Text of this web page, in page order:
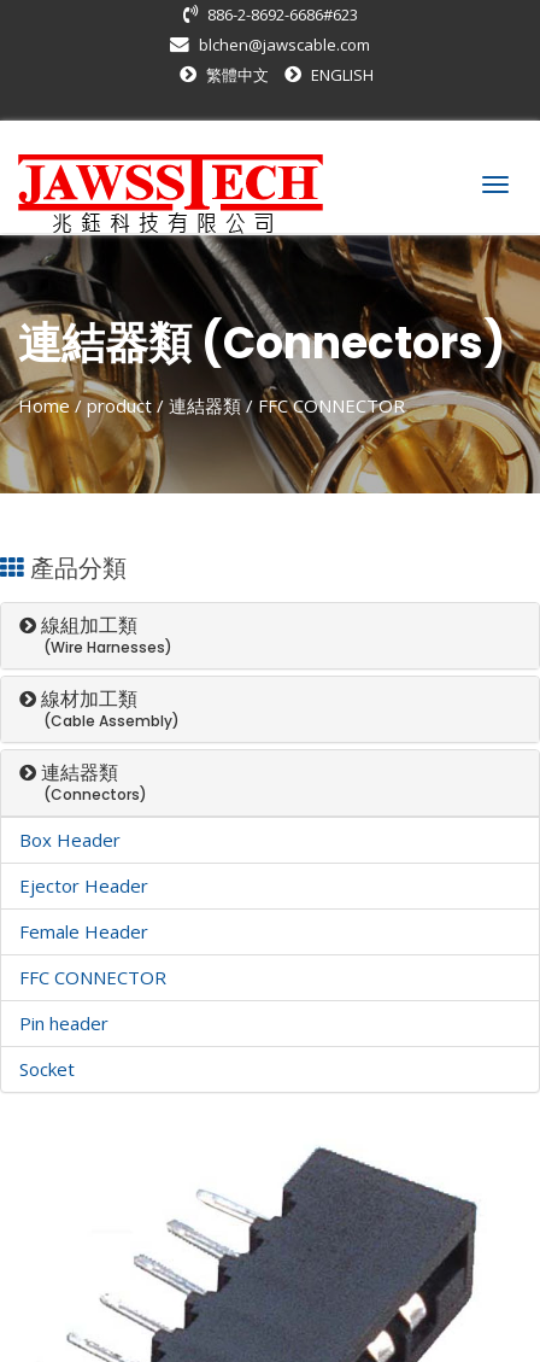
886-2-8692-6686#623
blchen@jawscable.com
繁體中文
ENGLISH
連結器類 (Connectors)
Home/ product / 連結器類/ FFC CONNECTOR
產品分類
線組加工類
(Wire Harnesses)
線材加工類
(Cable Assembly)
連結器類
(Connectors)
Box Header
Ejector Header
Female Header
FFC CONNECTOR
Pin header
Socket